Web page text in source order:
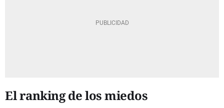
El ranking de los miedos